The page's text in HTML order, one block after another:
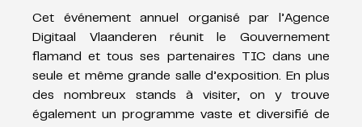
Cet événement annuel organisé par l’Agence
Digitaal Vlaanderen réunit le Gouvernement
flamand et tous ses partenaires TIC dans une
seule et même grande salle d’exposition. En plus
des nombreux stands à visiter, on y trouve
également un programme vaste et diversifié de